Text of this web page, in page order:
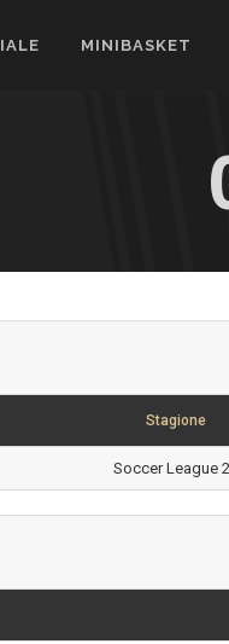
MINIBASKET
Stagione
Soccer League